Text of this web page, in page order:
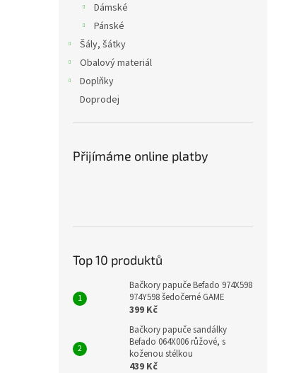
Dámské
Pánské
Šály, šátky
Obalový materiál
Doplňky
Doprodej
Přijímáme online platby
Top 10 produktů
Bačkory papuče Befado 974X598
974Y598 šedočerné GAME
399 Kč
Bačkory papuče sandálky
Befado 064X006 růžové, s
koženou stélkou
439 Kč